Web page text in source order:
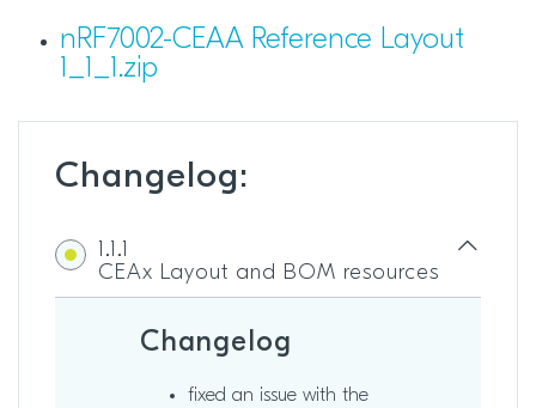
nRF7002-CEAA Reference Layout
1_1_1.zip
Changelog:
1.1.1
CEAx Layout and BOM resources
Changelog
fixed an issue with the